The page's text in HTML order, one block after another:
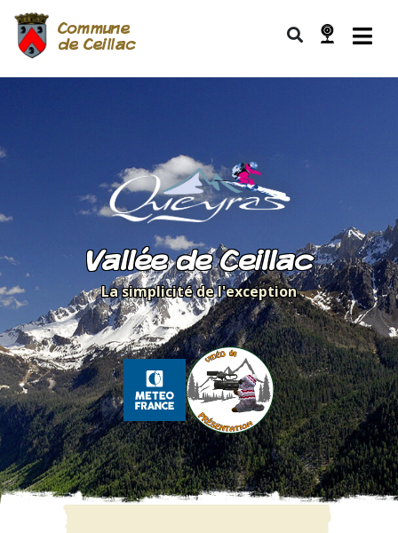
Commune
de Ceillac
Vallée de Ceillac
La simplicité de l'exception